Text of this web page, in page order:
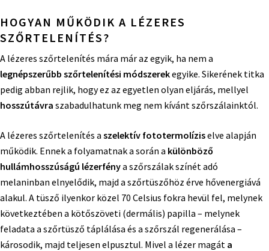
HOGYAN MŰKÖDIK A LÉZERES
SZŐRTELENÍTÉS?
A lézeres szőrtelenítés mára már az egyik, ha nem a
legnépszerűbb szőrtelenítési módszerekegyike. Sikerének titka
pedig abban rejlik, hogy ez az egyetlen olyan eljárás, mellyel
hosszútávra szabadulhatunk meg nem kívánt szőrszálainktól.
A lézeres szőrtelenítés a szelektív fototermolíziselve alapján
működik. Ennek a folyamatnak a során a különböző
hullámhosszúságú lézerfénya szőrszálak színét adó
melaninban elnyelődik, majd a szőrtüszőhöz érve hővenergiává
alakul. A tüsző ilyenkor közel 70 Celsius fokra hevül fel, melynek
következtében a kötőszöveti (dermális) papilla – melynek
feladata a szőrtüsző táplálása és a szőrszál regenerálása –
károsodik, majd teljesen elpusztul. Mivel a lézer magát a